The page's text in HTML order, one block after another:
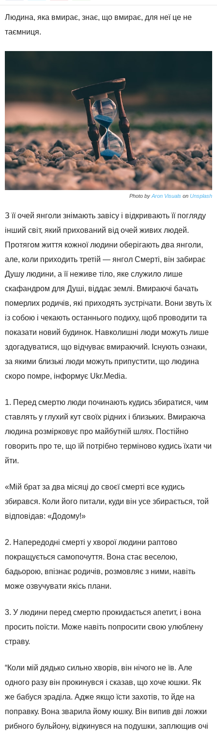
Людина, яка вмирає, знає, що вмирає, для неї це не
таємниця.
Photo by Aron Visuals on Unsplash
З її очей янголи знімають завісу і відкривають її погляду
інший світ, який прихований від очей живих людей.
Протягом життя кожної людини оберігають два янголи,
але, коли приходить третій — янгол Смерті, він забирає
Душу людини, а її неживе тіло, яке служило лише
скафандром для Душі, віддає землі. Вмираючі бачать
померлих родичів, які приходять зустрічати. Вони звуть їх
із собою і чекають останнього подиху, щоб проводити та
показати новий будинок. Навколишні люди можуть лише
здогадуватися, що відчуває вмираючий. Існують ознаки,
за якими близькі люди можуть припустити, що людина
скоро помре, інформує Ukr.Media.
1. Перед смертю люди починають кудись збиратися, чим
ставлять у глухий кут своїх рідних і близьких. Вмираюча
людина розмірковує про майбутній шлях. Постійно
говорить про те, що їй потрібно терміново кудись їхати чи
йти.
«Мій брат за два місяці до своєї смерті все кудись
збирався. Коли його питали, куди він усе збирається, той
відповідав: «Додому!»
2. Напередодні смерті у хворої людини раптово
покращується самопочуття. Вона стає веселою,
бадьорою, впізнає родичів, розмовляє з ними, навіть
може озвучувати якісь плани.
3. У людини перед смертю прокидається апетит, і вона
просить поїсти. Може навіть попросити свою улюблену
страву.
“Коли мій дядько сильно хворів, він нічого не їв. Але
одного разу він прокинувся і сказав, що хоче юшки. Як
же бабуся зраділа. Адже якщо їсти захотів, то йде на
поправку. Вона зварила йому юшку. Він випив дві ложки
рибного бульйону, відкинувся на подушки, заплющив очі